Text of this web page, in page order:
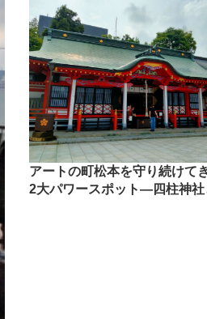
アートの町松本を守り続けて
2大パワースポット―四柱神社